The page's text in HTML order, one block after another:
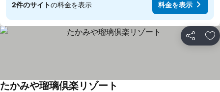
2件のサイトの料金を表示 料金を表示
シェア お
たかみや瑠璃倶楽リゾート